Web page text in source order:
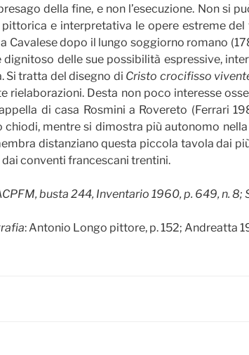
della fine, e non l’esecuzione. Non si
e interpretativa le opere estreme
Cavalese dopo il lungo soggiorno romano
dignitoso delle sue possibilità espressive,
Si tratta del disegno di Cristo crocifisso
rielaborazioni. Desta non poco interesse
di casa Rosmini a Rovereto (Ferrari
chiodi, mentre si dimostra più autonomo
distanziano questa piccola tavola dai
conventi francescani trentini.
busta 244, Inventario 1960, p. 649, n.
: Antonio Longo pittore, p. 152; Andreatta